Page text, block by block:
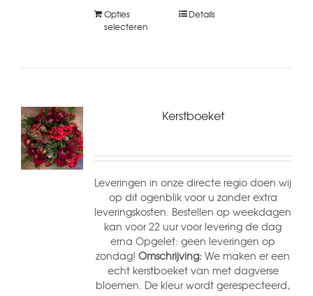
Opties
selecteren
Details
Kerstboeket
Leveringen in onze directe regio doen wij
op dit ogenblik voor u zonder extra
leveringskosten. Bestellen op weekdagen
kan voor 22 uur voor levering de dag
erna Opgelet: geen leveringen op
zondag!Omschrijving: We maken er een
echt kerstboeket van met dagverse
bloemen. De kleur wordt gerespecteerd,